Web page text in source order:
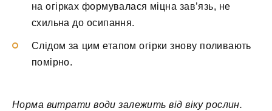
на огірках формувалася міцна зав’язь, не
схильна до осипання.
Слідом за цим етапом огірки знову поливають
помірно.
Норма витрати води залежить від віку рослин.